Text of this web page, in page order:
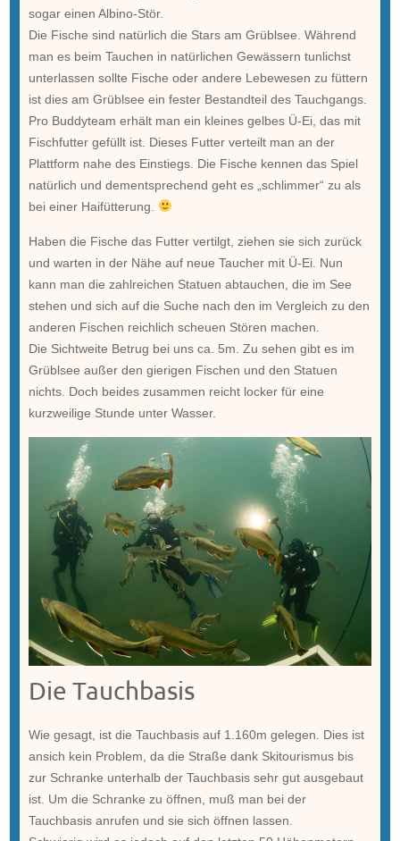
sogar einen Albino-Stör.
Die Fische sind natürlich die Stars am Grüblsee. Während
man es beim Tauchen in natürlichen Gewässern tunlichst
unterlassen sollte Fische oder andere Lebewesen zu füttern
ist dies am Grüblsee ein fester Bestandteil des Tauchgangs.
Pro Buddyteam erhält man ein kleines gelbes Ü-Ei, das mit
Fischfutter gefüllt ist. Dieses Futter verteilt man an der
Plattform nahe des Einstiegs. Die Fische kennen das Spiel
natürlich und dementsprechend geht es „schlimmer“ zu als
bei einer Haifütterung.
Haben die Fische das Futter vertilgt, ziehen sie sich zurück
und warten in der Nähe auf neue Taucher mit Ü-Ei. Nun
kann man die zahlreichen Statuen abtauchen, die im See
stehen und sich auf die Suche nach den im Vergleich zu den
anderen Fischen reichlich scheuen Stören machen.
Die Sichtweite Betrug bei uns ca. 5m. Zu sehen gibt es im
Grüblsee außer den gierigen Fischen und den Statuen
nichts. Doch beides zusammen reicht locker für eine
kurzweilige Stunde unter Wasser.
Die Tauchbasis
Wie gesagt, ist die Tauchbasis auf 1.160m gelegen. Dies ist
ansich kein Problem, da die Straße dank Skitourismus bis
zur Schranke unterhalb der Tauchbasis sehr gut ausgebaut
ist. Um die Schranke zu öffnen, muß man bei der
Tauchbasis anrufen und sie sich öffnen lassen.